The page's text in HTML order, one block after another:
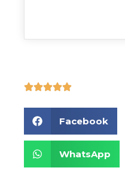
Facebook
WhatsApp